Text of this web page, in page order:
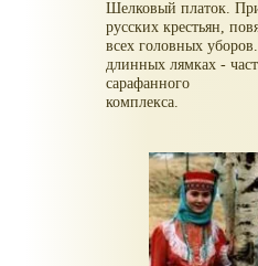
Шелковый платок.
русских крестьян,
всех головных
длинных лямках -
сарафанного
комплекса.